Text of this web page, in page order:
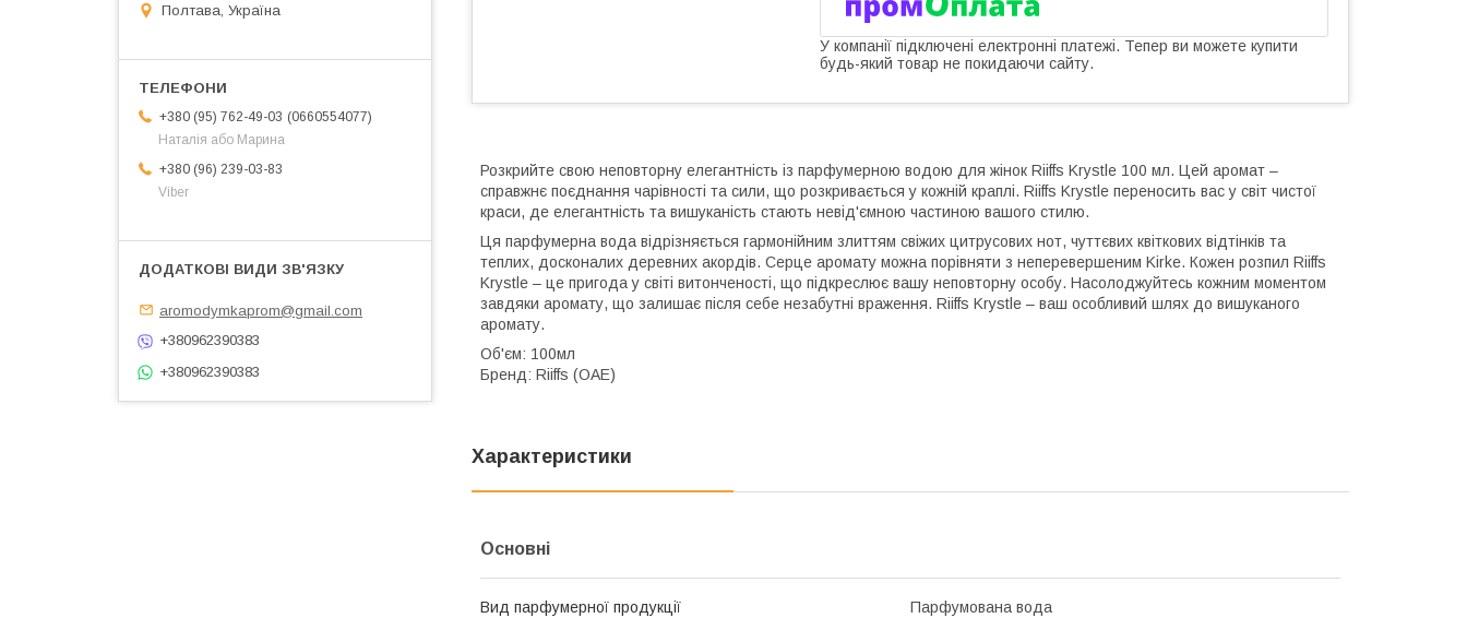
У компанії підключені електронні платежі. Тепер ви можете купити
будь-який товар не покидаючи сайту.
Розкрийте свою неповторну елегантність із парфумерною водою для жінок Riiffs Krystle 100 мл. Цей аромат –
справжнє поєднання чарівності та сили, що розкривається у кожній краплі. Riiffs Krystle переносить вас у світ чистої
краси, де елегантність та вишуканість стають невід'ємною частиною вашого стилю.
Ця парфумерна вода відрізняється гармонійним злиттям свіжих цитрусових нот, чуттєвих квіткових відтінків та
теплих, досконалих деревних акордів. Серце аромату можна порівняти з неперевершеним Kirke. Кожен розпил Riiffs
Krystle – це пригода у світі витонченості, що підкреслює вашу неповторну особу. Насолоджуйтесь кожним моментом
завдяки аромату, що залишає після себе незабутні враження. Riiffs Krystle – ваш особливий шлях до вишуканого
аромату.
Об'єм: 100мл
Бренд: Riiffs (ОАЕ)
Характеристики
Основні
Вид парфумерної продукції Парфумована вода
Полтава, Україна
+380 (95) 762-49-03
0660554077
Наталія або Марина
+380 (96) 239-03-83
Viber
aromodymkaprom@gmail.com
+380962390383
+380962390383